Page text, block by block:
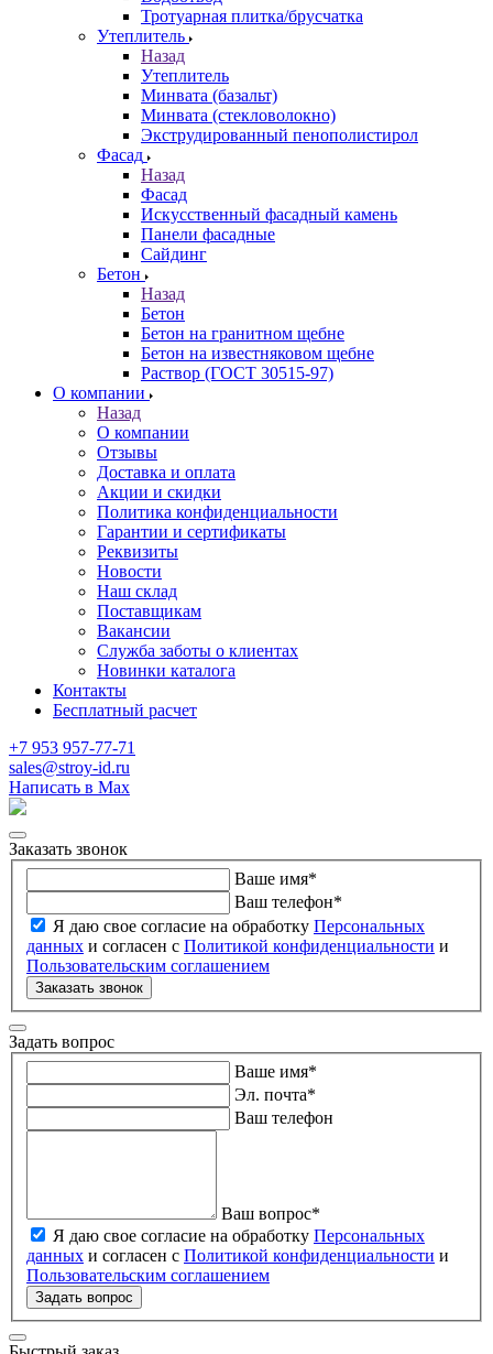
Тротуарная плитка/брусчатка
Утеплитель
Назад
Утеплитель
Минвата (базальт)
Минвата (стекловолокно)
Экструдированный пенополистирол
Фасад
Назад
Фасад
Искусственный фасадный камень
Панели фасадные
Сайдинг
Бетон
Назад
Бетон
Бетон на гранитном щебне
Бетон на известняковом щебне
Раствор (ГОСТ 30515-97)
О компании
Назад
О компании
Отзывы
Доставка и оплата
Акции и скидки
Политика конфиденциальности
Гарантии и сертификаты
Реквизиты
Новости
Наш склад
Поставщикам
Вакансии
Служба заботы о клиентах
Новинки каталога
Контакты
Бесплатный расчет
+7 953 957-77-71
sales@stroy-id.ru
Написать в Max
Заказать звонок
Ваше имя*
Ваш телефон*
Я даю свое согласие на обработку Персональных
данных и согласен с Политикой конфиденциальности и
Пользовательским соглашением
Заказать звонок
Задать вопрос
Ваше имя*
Эл. почта*
Ваш телефон
Ваш вопрос*
Я даю свое согласие на обработку Персональных
данных и согласен с Политикой конфиденциальности и
Пользовательским соглашением
Задать вопрос